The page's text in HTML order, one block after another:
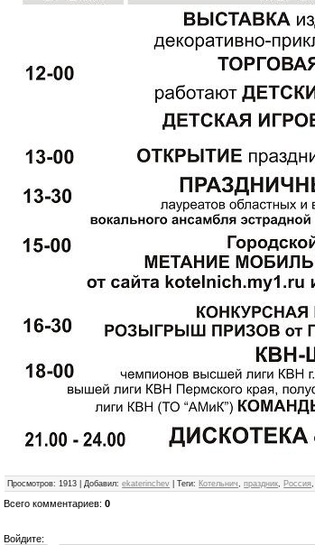
Просмотров: 1913 | Добавил:ekaterinchev |Теги: Котельнич ,праздник Россия
Всего комментариев:0
Войдите: